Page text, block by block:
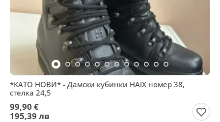
*КАТО НОВИ* - Дамски кубинки HAIX номер 38,
стелка 24,5
99,90 €
195,39 лв